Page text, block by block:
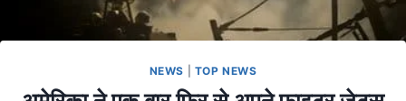
NEWS TOP NEWS